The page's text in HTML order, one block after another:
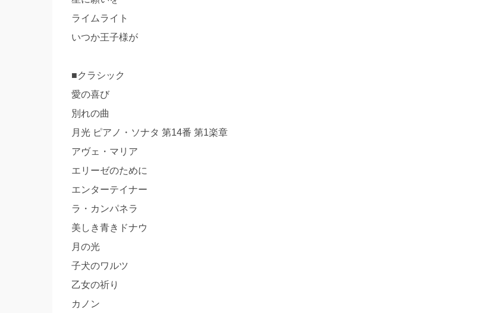
ライムライト
いつか王子様が
■クラシック
愛の喜び
別れの曲
月光 ピアノ・ソナタ 第14番 第1楽章
アヴェ・マリア
エリーゼのために
エンターテイナー
ラ・カンパネラ
美しき青きドナウ
月の光
子犬のワルツ
乙女の祈り
カノン